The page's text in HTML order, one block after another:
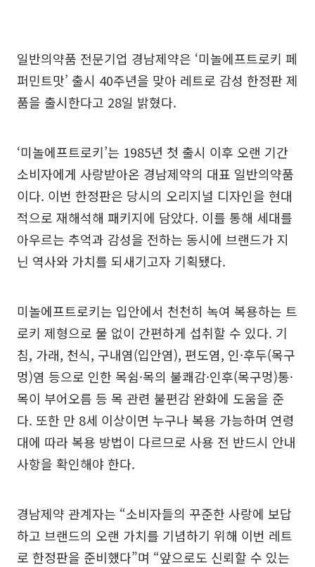
일반의약품 전문기업 경남제약은 ‘미놀에프트로키 페
퍼민트맛’ 출시 40주년을 맞아 레트로 감성 한정판 제
품을 출시한다고 28일 밝혔다.
‘미놀에프트로키’는 1985년 첫 출시 이후 오랜 기간
소비자에게 사랑받아온 경남제약의 대표 일반의약품
이다. 이번 한정판은 당시의 오리지널 디자인을 현대
적으로 재해석해 패키지에 담았다. 이를 통해 세대를
아우르는 추억과 감성을 전하는 동시에 브랜드가 지
닌 역사와 가치를 되새기고자 기획됐다.
미놀에프트로키는 입안에서 천천히 녹여 복용하는 트
로키 제형으로 물 없이 간편하게 섭취할 수 있다. 기
침, 가래, 천식, 구내염(입안염), 편도염, 인·후두(목구
멍)염 등으로 인한 목쉼·목의 불쾌감·인후(목구멍)통·
목이 부어오름 등 목 관련 불편감 완화에 도움을 준
다. 또한 만 8세 이상이면 누구나 복용 가능하며 연령
대에 따라 복용 방법이 다르므로 사용 전 반드시 안내
사항을 확인해야 한다.
경남제약 관계자는 “소비자들의 꾸준한 사랑에 보답
하고 브랜드의 오랜 가치를 기념하기 위해 이번 레트
로 한정판을 준비했다”며 “앞으로도 신뢰할 수 있는